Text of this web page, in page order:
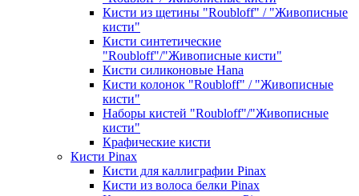
Кисти из щетины "Roubloff" / "Живописные
кисти"
Кисти синтетические
"Roubloff"/"Живописные кисти"
Кисти силиконовые Hana
Кисти колонок "Roubloff" / "Живописные
кисти"
Наборы кистей "Roubloff"/"Живописные
кисти"
Крафические кисти
Кисти Pinax
Кисти для каллиграфии Pinax
Кисти из волоса белки Pinax